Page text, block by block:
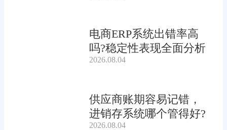
电商ERP系统出错率高
吗?稳定性表现全面分析
2026.08.04
供应商账期容易记错，
进销存系统哪个管得好?
2026.08.04